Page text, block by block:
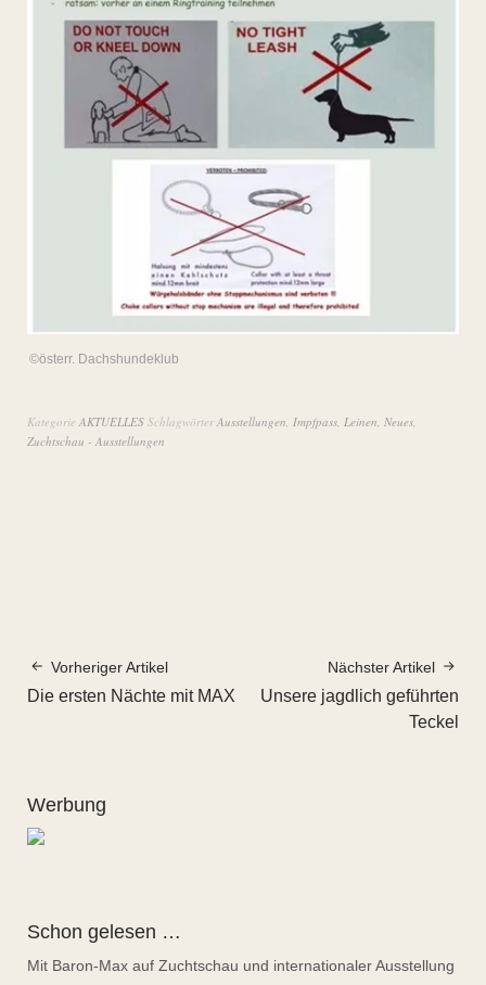
©österr. Dachshundeklub
Kategorie AKTUELLES Schlagwörter Ausstellungen Impfpass Leinen Neues
Zuchtschau - Ausstellungen
Vorheriger Artikel
Die ersten Nächte mit MAX
Nächster Artikel
Unsere jagdlich geführten
Teckel
Werbung
Schon gelesen …
Mit Baron-Max auf Zuchtschau und internationaler Ausstellung